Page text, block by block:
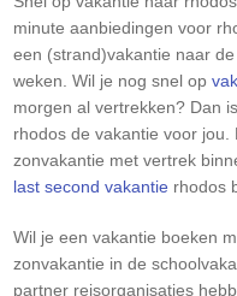
minute aanbiedingen voor
een (strand)vakantie naar
weken. Wil je nog snel op
morgen al vertrekken? Dan
rhodos de vakantie voor
zonvakantie met vertrek
last second vakantie rhodos
Wil je een vakantie boeken
zonvakantie in de
partner reisorganisaties